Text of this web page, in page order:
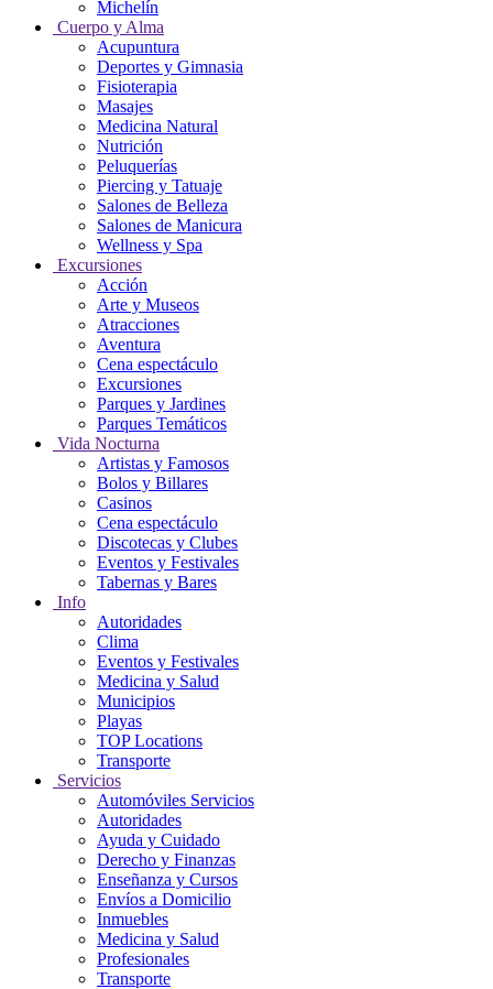
Michelín
Cuerpo y Alma
Acupuntura
Deportes y Gimnasia
Fisioterapia
Masajes
Medicina Natural
Nutrición
Peluquerías
Piercing y Tatuaje
Salones de Belleza
Salones de Manicura
Wellness y Spa
Excursiones
Acción
Arte y Museos
Atracciones
Aventura
Cena espectáculo
Excursiones
Parques y Jardines
Parques Temáticos
Vida Nocturna
Artistas y Famosos
Bolos y Billares
Casinos
Cena espectáculo
Discotecas y Clubes
Eventos y Festivales
Tabernas y Bares
Info
Autoridades
Clima
Eventos y Festivales
Medicina y Salud
Municipios
Playas
TOP Locations
Transporte
Servicios
Automóviles Servicios
Autoridades
Ayuda y Cuidado
Derecho y Finanzas
Enseñanza y Cursos
Envíos a Domicilio
Inmuebles
Medicina y Salud
Profesionales
Transporte